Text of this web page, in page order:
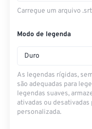
Carregue um arquivo
Modo de legenda
Duro
As legendas rígidas,
são adequadas para
legendas suaves,
ativadas ou desativadas
personalizada.